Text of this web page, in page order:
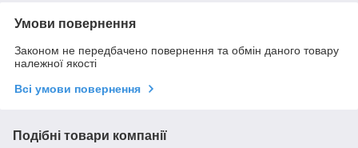
Умови повернення
Законом не передбачено повернення та обмін даного товару
належної якості
Всі умови повернення
Подібні товари компанії